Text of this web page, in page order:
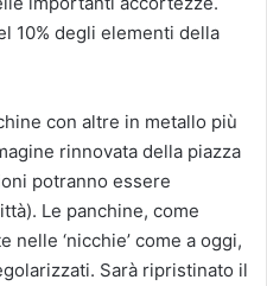
10% degli elementi della
con altre in metallo più
rinnovata della piazza
potranno essere
Le panchine, come
‘nicchie’ come a oggi,
Sarà ripristinato il